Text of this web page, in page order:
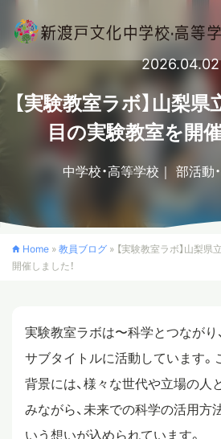
学校概要
中学校
入学案内
クロスカリキュラム
スタディツアー
2026.04.02
【実験教室ラボ】山梨
目の実験教室を開
中学校・高等学校 部活動
Home » 教員ブログ » 【実験教室ラボ】山梨
開催しました！
実験教室ラボは〜科学とつながり
サブタイトルに活動しています
背景には、様々な世代や立場の人
みながら、未来での科学の活用方
いう想いが込められています。